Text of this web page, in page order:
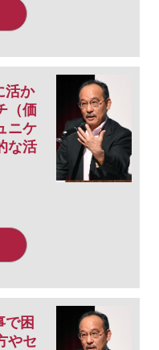
活か
（価
ニケ
な活
で困
やセ